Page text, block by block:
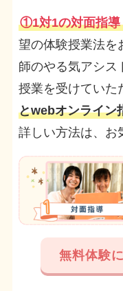
①1対1の対面指
望の体験授業法を
師のやる気アシス
授業を受けていた
とwebオンライン
詳しい方法は、お
無料体験